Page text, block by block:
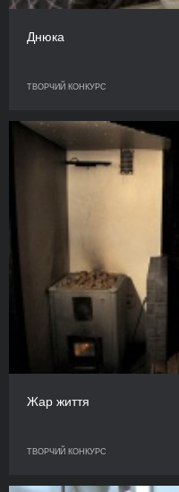
Днюка
ТВОРЧИЙ КОНКУРС
Жар життя
ТВОРЧИЙ КОНКУРС